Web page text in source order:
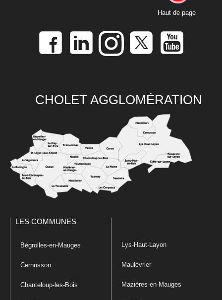
Haut de page
CHOLET AGGLOMÉRATION
LES COMMUNES
Bégrolles-en-Mauges
Cernusson
Chanteloup-les-Bois
Lys-Haut-Layon
Maulévrier
Mazières-en-Mauges